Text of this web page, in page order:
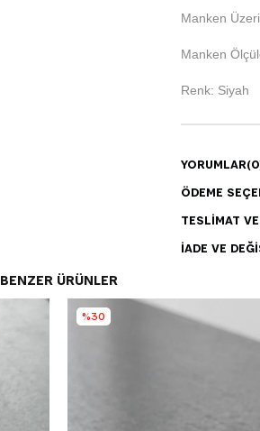
Manken
Manken
Renk: Siyah
YORUMLAR
ÖDEME
TESLIMAT
İADE VE
BENZER ÜRÜNLER
%30